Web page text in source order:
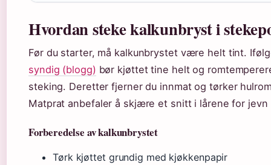
Hvordan steke kalkunbryst i
Før du starter, må kalkunbrystet være helt tint.
syndig (blogg) bør kjøttet tine helt og
steking. Deretter fjerner du innmat og tørker
Matprat anbefaler å skjære et snitt i lårene for jevn
Forberedelse av kalkunbrystet
Tørk kjøttet grundig med kjøkkenpapir